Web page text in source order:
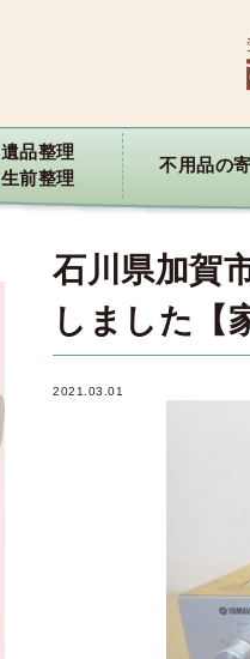
遺品整理
生前整理
不用品の
石川県加賀
しました【
2021.03.01